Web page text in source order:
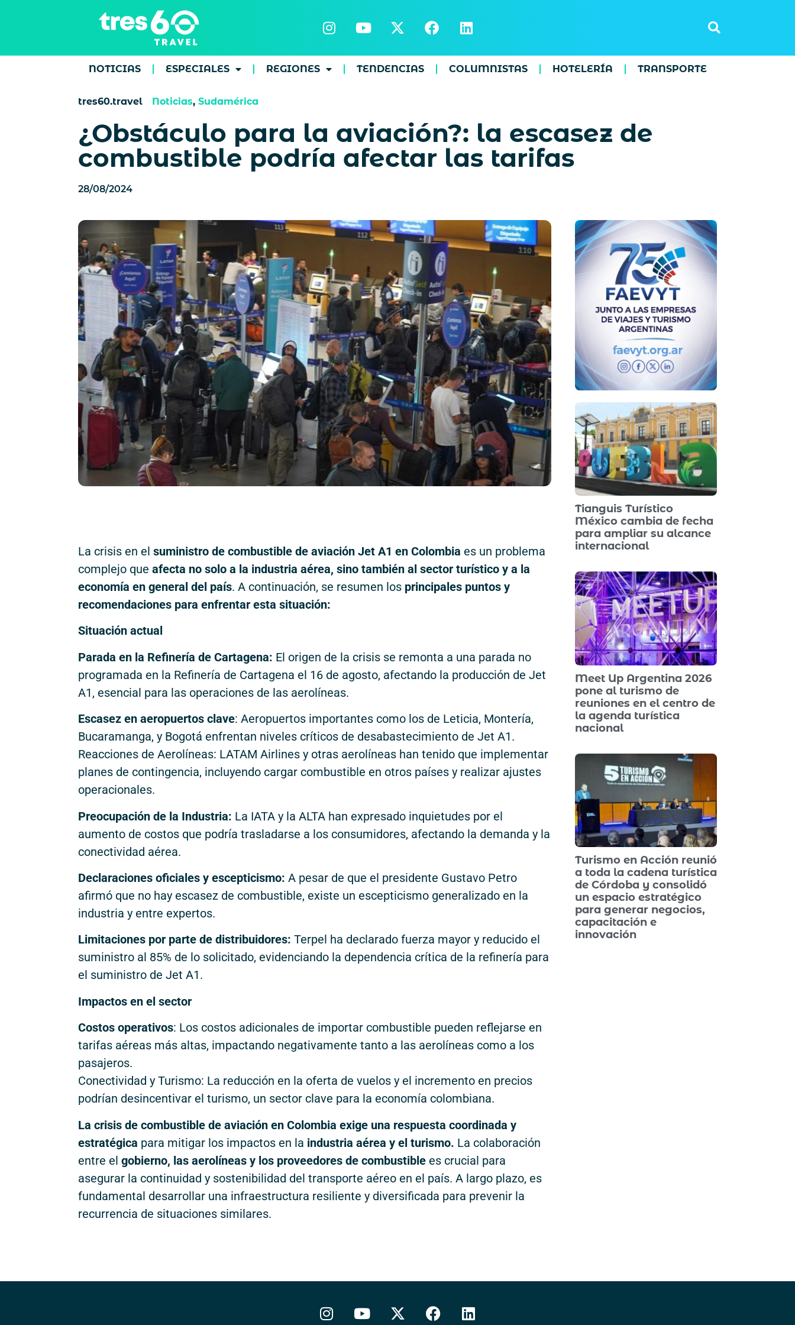
NOTICIAS ESPECIALES REGIONES TENDENCIAS COLUMNISTAS HOTELERÍA TRANSPORTE
tres60.travel Noticias, Sudamérica
¿Obstáculo para la aviación?: la escasez de
combustible podría afectar las tarifas
28/08/2024
La crisis en el suministro de combustible de aviación Jet A1 en Colombia es un problema
complejo que afecta no solo a la industria aérea, sino también al sector turístico y a la
economía en general del país. A continuación, se resumen los principales puntos y
recomendaciones para enfrentar esta situación:
Situación actual
Parada en la Refinería de Cartagena: El origen de la crisis se remonta a una parada no
programada en la Refinería de Cartagena el 16 de agosto, afectando la producción de Jet
A1, esencial para las operaciones de las aerolíneas.
Escasez en aeropuertos clave: Aeropuertos importantes como los de Leticia, Montería,
Bucaramanga, y Bogotá enfrentan niveles críticos de desabastecimiento de Jet A1.
Reacciones de Aerolíneas: LATAM Airlines y otras aerolíneas han tenido que implementar
planes de contingencia, incluyendo cargar combustible en otros países y realizar ajustes
operacionales.
Preocupación de la Industria: La IATA y la ALTA han expresado inquietudes por el
aumento de costos que podría trasladarse a los consumidores, afectando la demanda y la
conectividad aérea.
Declaraciones oficiales y escepticismo: A pesar de que el presidente Gustavo Petro
afirmó que no hay escasez de combustible, existe un escepticismo generalizado en la
industria y entre expertos.
Limitaciones por parte de distribuidores: Terpel ha declarado fuerza mayor y reducido el
suministro al 85% de lo solicitado, evidenciando la dependencia crítica de la refinería para
el suministro de Jet A1.
Impactos en el sector
Costos operativos: Los costos adicionales de importar combustible pueden reflejarse en
tarifas aéreas más altas, impactando negativamente tanto a las aerolíneas como a los
pasajeros.
Conectividad y Turismo: La reducción en la oferta de vuelos y el incremento en precios
podrían desincentivar el turismo, un sector clave para la economía colombiana.
La crisis de combustible de aviación en Colombia exige una respuesta coordinada y
estratégica para mitigar los impactos en la industria aérea y el turismo. La colaboración
entre el gobierno, las aerolíneas y los proveedores de combustible es crucial para
asegurar la continuidad y sostenibilidad del transporte aéreo en el país. A largo plazo, es
fundamental desarrollar una infraestructura resiliente y diversificada para prevenir la
recurrencia de situaciones similares.
Tianguis Turístico
México cambia de fecha
para ampliar su alcance
internacional
Meet Up Argentina 2026
pone al turismo de
reuniones en el centro de
la agenda turística
nacional
Turismo en Acción reunió
a toda la cadena turística
de Córdoba y consolidó
un espacio estratégico
para generar negocios,
capacitación e
innovación